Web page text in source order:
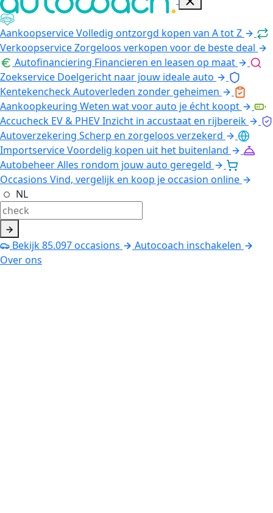
AankoopserviceVolledig ontzorgd kopen van A tot Z
VerkoopserviceZorgeloos verkopen voor de beste deal
Autofinanciering Financieren en leasen op maat
Zoekservice Doelgericht naar jouw ideale auto
KentekencheckAutoverleden zonder geheimen
Aankoopkeuring Weten wat voor auto je écht koopt
Accucheck EV & PHEVInzicht in accustaat en rijbereik
Autoverzekering Scherp en zorgeloos verzekerd
ImportserviceVoordelig kopen uit het buitenland
AutobeheerAlles rondom jouw auto geregeld
Occasions Vind, vergelijk en koop je occasion online
NL
Bekijk85.097occasions
Autocoach inschakelen
Over ons